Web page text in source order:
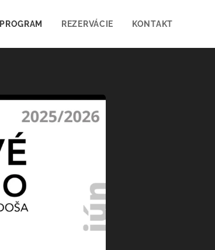
PROGRAM REZERVÁCIE KONTAKT